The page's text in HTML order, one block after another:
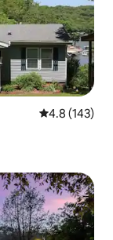
Calificación
4.8 (143)